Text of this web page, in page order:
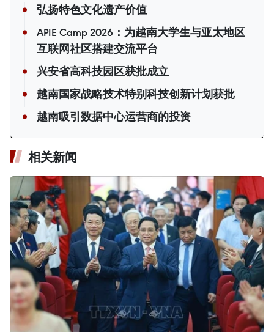
弘扬特色文化遗产价值
APIE Camp 2026：为越南大学生与亚太地区
互联网社区搭建交流平台
兴安省高科技园区获批成立
越南国家战略技术特别科技创新计划获批
越南吸引数据中心运营商的投资
相关新闻